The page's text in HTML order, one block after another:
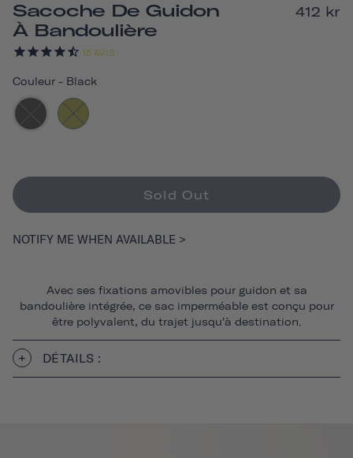
Sacoche De Guidon
À Bandoulière
15 AVIS
412 kr
Couleur - Black
Sold Out
NOTIFY ME WHEN AVAILABLE >
Avec ses fixations amovibles pour guidon et sa
bandoulière intégrée, ce sac imperméable est conçu pour
être polyvalent, du trajet jusqu'à destination.
DÉTAILS :